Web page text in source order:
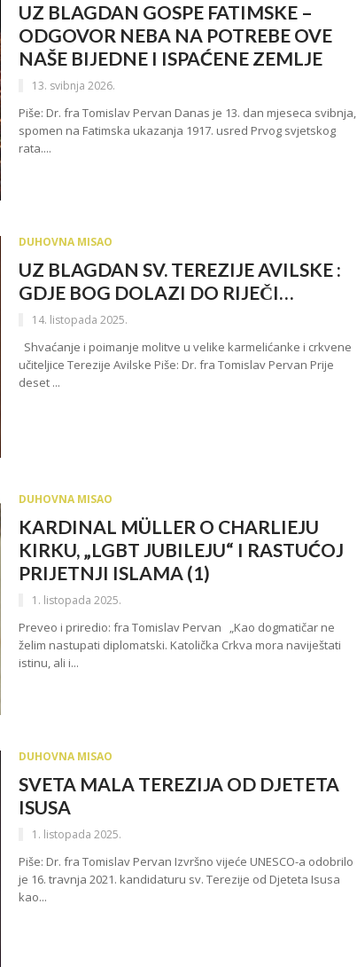
UZ BLAGDAN GOSPE FATIMSKE –
ODGOVOR NEBA NA POTREBE OVE
NAŠE BIJEDNE I ISPAĆENE ZEMLJE
13. svibnja 2026.
Piše: Dr. fra Tomislav Pervan Danas je 13. dan mjeseca svibnja,
spomen na Fatimska ukazanja 1917. usred Prvog svjetskog
rata....
DUHOVNA MISAO
UZ BLAGDAN SV. TEREZIJE AVILSKE :
GDJE BOG DOLAZI DO RIJEČI…
14. listopada 2025.
Shvaćanje i poimanje molitve u velike karmelićanke i crkvene
učiteljice Terezije Avilske Piše: Dr. fra Tomislav Pervan Prije
deset ...
DUHOVNA MISAO
KARDINAL MÜLLER O CHARLIEJU
KIRKU, „LGBT JUBILEJU“ I RASTUĆOJ
PRIJETNJI ISLAMA (1)
1. listopada 2025.
Preveo i priredio: fra Tomislav Pervan „Kao dogmatičar ne
želim nastupati diplomatski. Katolička Crkva mora naviještati
istinu, ali i...
DUHOVNA MISAO
SVETA MALA TEREZIJA OD DJETETA
ISUSA
1. listopada 2025.
Piše: Dr. fra Tomislav Pervan Izvršno vijeće UNESCO-a odobrilo
je 16. travnja 2021. kandidaturu sv. Terezije od Djeteta Isusa
kao...